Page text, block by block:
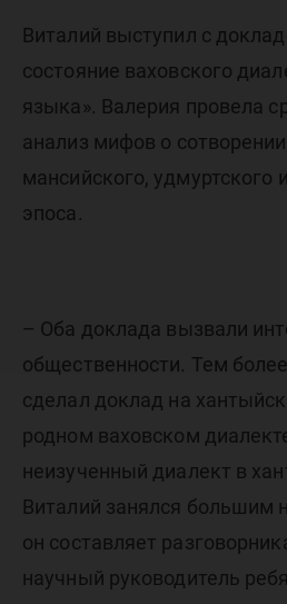
Виталий выступил с
состояние ваховского
языка». Валерия провела
анализ мифов о
мансийского, удмуртского
эпоса.
– Оба доклада вызвали
общественности. Тем
сделал доклад на
родном ваховском
неизученный диалект в
Виталий занялся большим
он составляет
научный руководитель